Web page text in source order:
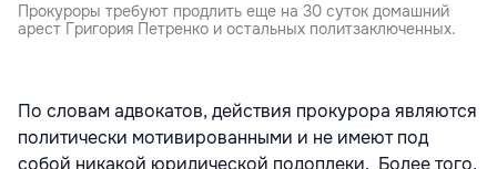
Прокуроры требуют продлить еще на 30 суток домашний
арест Григория Петренко и остальных политзаключенных.
По словам адвокатов, действия прокурора являются
политически мотивированными и не имеют под